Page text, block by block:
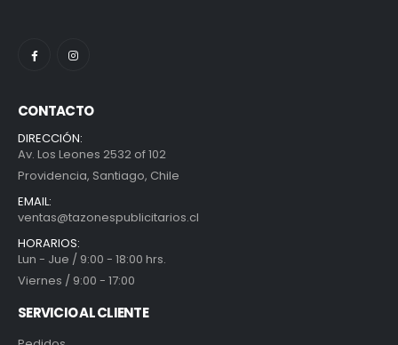
CONTACTO
DIRECCIÓN:
Av. Los Leones 2532 of 102
Providencia, Santiago, Chile
EMAIL:
ventas@tazonespublicitarios.cl
HORARIOS:
Lun - Jue / 9:00 - 18:00 hrs.
Viernes / 9:00 - 17:00
SERVICIO AL CLIENTE